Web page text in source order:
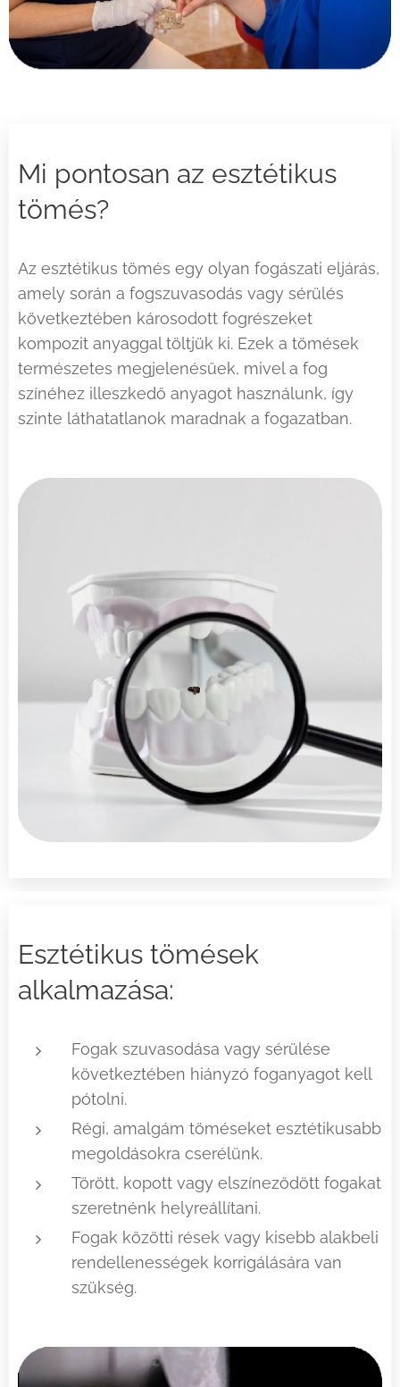
Mi pontosan az esztétikus
tömés?
Az esztétikus tömés egy olyan fogászati eljárás,
amely során a fogszuvasodás vagy sérülés
következtében károsodott fogrészeket
kompozit anyaggal töltjük ki. Ezek a tömések
természetes megjelenésűek, mivel a fog
színéhez illeszkedő anyagot használunk, így
szinte láthatatlanok maradnak a fogazatban.
Esztétikus tömések
alkalmazása:
Fogak szuvasodása vagy sérülése
következtében hiányzó foganyagot kell
pótolni.
Régi, amalgám töméseket esztétikusabb
megoldásokra cserélünk.
Törött, kopott vagy elszíneződött fogakat
szeretnénk helyreállítani.
Fogak közötti rések vagy kisebb alakbeli
rendellenességek korrigálására van
szükség.